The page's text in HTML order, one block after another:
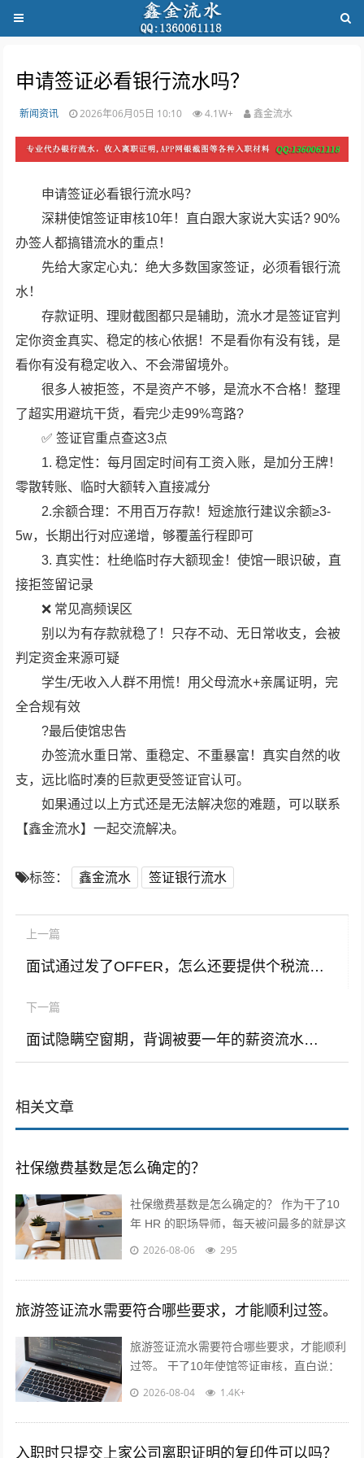
申请签证必看银行流水吗？
新闻资讯 2026年06月05日 10:10 4.1W+ 鑫金流水
申请签证必看银行流水吗？
深耕使馆签证审核10年！直白跟大家说大实话? 90%
办签人都搞错流水的重点！
先给大家定心丸：绝大多数国家签证，必须看银行流
水！
存款证明、理财截图都只是辅助，流水才是签证官判
定你资金真实、稳定的核心依据！不是看你有没有钱，是
看你有没有稳定收入、不会滞留境外。
很多人被拒签，不是资产不够，是流水不合格！整理
了超实用避坑干货，看完少走99%弯路?
✅ 签证官重点查这3点
1. 稳定性：每月固定时间有工资入账，是加分王牌！
零散转账、临时大额转入直接减分
2.余额合理：不用百万存款！短途旅行建议余额≥3-
5w，长期出行对应递增，够覆盖行程即可
3. 真实性：杜绝临时存大额现金！使馆一眼识破，直
接拒签留记录
❌ 常见高频误区
别以为有存款就稳了！只存不动、无日常收支，会被
判定资金来源可疑
学生/无收入人群不用慌！用父母流水+亲属证明，完
全合规有效
?最后使馆忠告
办签流水重日常、重稳定、不重暴富！真实自然的收
支，远比临时凑的巨款更受签证官认可。
如果通过以上方式还是无法解决您的难题，可以联系
【鑫金流水】一起交流解决。
标签： 鑫金流水 签证银行流水
上一篇
面试通过发了OFFER，怎么还要提供个税流水呢？
下一篇
面试隐瞒空窗期，背调被要一年的薪资流水，该怎么办？
相关文章
社保缴费基数是怎么确定的？
社保缴费基数是怎么确定的？ 作为干了10
年 HR 的职场导师，每天被问最多的就是这
个问题！今天不讲官话，全是求职者能直接
2026-08-06 295
旅游签证流水需要符合哪些要求，才能顺利过签。
旅游签证流水需要符合哪些要求，才能顺利
过签。 干了10年使馆签证审核，直白说：
流水不是看你有多少钱，是看你“能不能正
2026-08-04 1.4K+
入职时只提交上家公司离职证明的复印件可以吗？